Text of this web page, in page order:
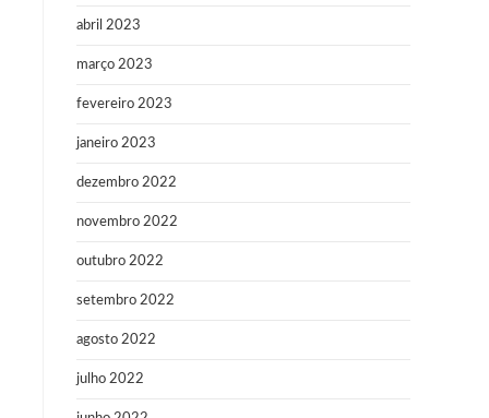
abril 2023
março 2023
fevereiro 2023
janeiro 2023
dezembro 2022
novembro 2022
outubro 2022
setembro 2022
agosto 2022
julho 2022